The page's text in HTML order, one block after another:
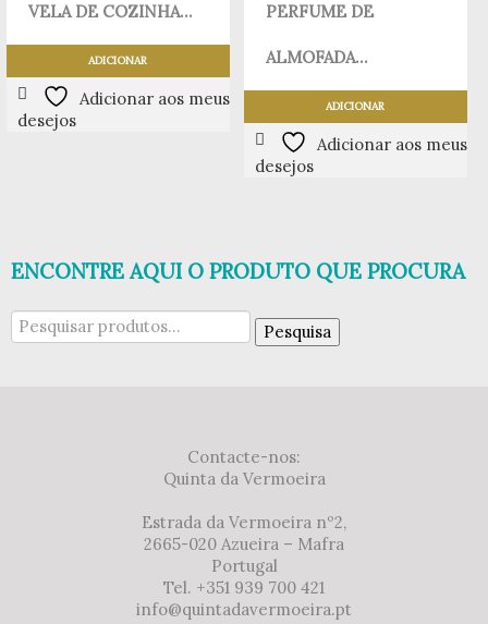
VELA DE COZINHA...
ADICIONAR
Adicionar aos meus
desejos
PERFUME DE
ALMOFADA...
ADICIONAR
Adicionar aos meus
desejos
ENCONTRE AQUI O PRODUTO QUE PROCURA
Pesquisar
por:
Pesquisa
Contacte-nos:
Quinta da Vermoeira
Estrada da Vermoeira nº2,
2665-020 Azueira – Mafra
Portugal
Tel. +351 939 700 421
info@quintadavermoeira.pt